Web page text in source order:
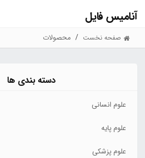
آنامیس فایل
صفحه نخست محصولات
دسته بندی ها
علوم انسانی
علوم پایه
علوم پزشکی